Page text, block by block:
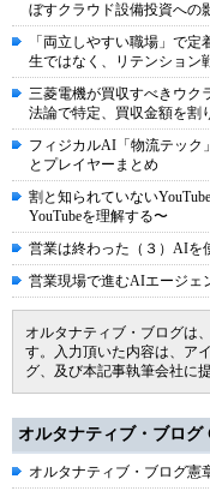
ぼすクラウド設備投資への
「両立しやすい職場」で
生ではなく、リテンション
三菱電機が買収すべきウク
法論で特定、買収金額を割
フィジカルAI「物流テック
とプレイヤーまとめ
割と知られていない
YouTubeを理解する〜
営業は終わった（３）AIを
営業現場で進むAIエージェ
オルタナティブ・ブログは
す。入力頂いた内容は、ア
グ、及び本記事執筆会社に
オルタナティブ・ブログ
オルタナティブ・ブログ憲